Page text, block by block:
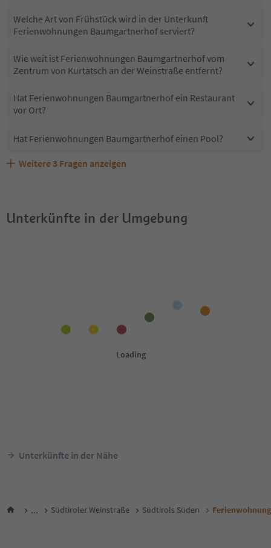
Welche Art von Frühstück wird in der Unterkunft
Ferienwohnungen Baumgartnerhof serviert?
Wie weit ist Ferienwohnungen Baumgartnerhof vom
Zentrum von Kurtatsch an der Weinstraße entfernt?
Hat Ferienwohnungen Baumgartnerhof ein Restaurant
vor Ort?
Hat Ferienwohnungen Baumgartnerhof einen Pool?
Sind Haustiere in der Unterkunft Ferienwohnungen
Welche Services bietet Ferienwohnungen
Erhalten die Gäste von Ferienwohnungen
Weitere 3 Fragen anzeigen
Unterkünfte in der Umgebung
Unterkünfte in der Nähe
... Südtiroler Weinstraße Südtirols Süden